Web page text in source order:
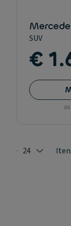
SUV
€
Selected: 24
24